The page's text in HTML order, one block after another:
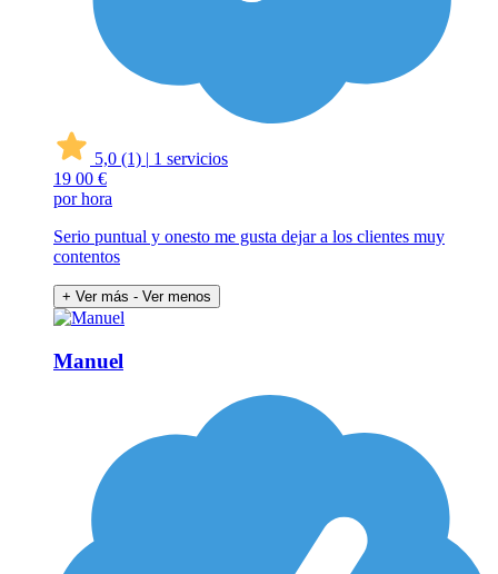
5,0 (1) | 1 servicios
19 00 €
por hora
Serio puntual y onesto me gusta dejar a los clientes muy
contentos
+ Ver más - Ver menos
Manuel